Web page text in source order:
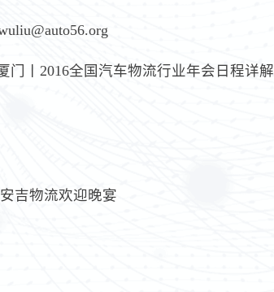
门丨2016全国汽车物流行业年会日程详解
吉物流欢迎晚宴